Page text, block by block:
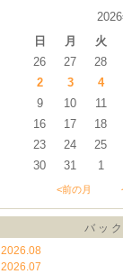
日
月 火
26
27 28
2
3 4
9
10 11
16
17 18
23
24 25
30
31 1
<前の月
バッ
2026.08
2026.07